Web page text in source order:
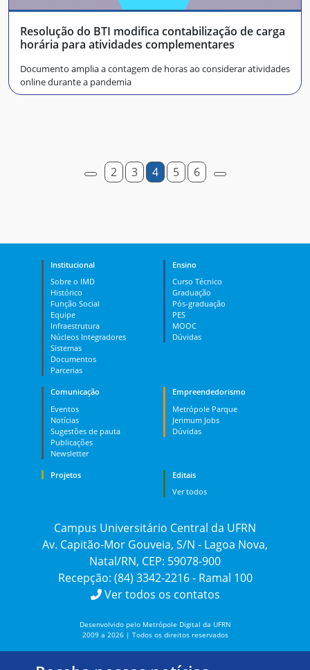
Resolução do BTI modifica contabilização de carga
horária para atividades complementares
Documento amplia a contagem de horas ao considerar atividades
online durante a pandemia
2 3 4 5 6
Institucional
Sobre o IMD
Histórico
Função Social
Equipe
Infraestrutura
Núcleos Integradores
Sistemas
Documentos
Parcerias
Ensino
Curso Técnico
Graduação
Pós-graduação
PES
MOOC
Dúvidas
Comunicação
Eventos
Notícias
Sugestões de pauta
Publicações
Newsletter
Empreendedorismo
Metrópole Parque
Jerimum Jobs
Dúvidas
Projetos
Editais
Ver todos
Campus Universitário Central da UFRN
Av. Capitão-Mor Gouveia, S/N - Lagoa Nova,
Natal/RN, CEP: 59078-900
Recepção: (84) 3342-2216 - Ramal 100
Ver todos os contatos
Desenvolvido pelo Metrópole Digital da UFRN
2009 a 2026 | Todos os direitos reservados